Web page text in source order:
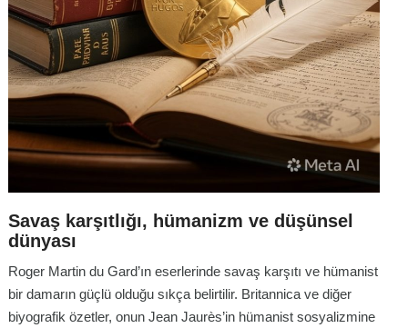
Savaş karşıtlığı, hümanizm ve düşünsel
dünyası
Roger Martin du Gard’ın eserlerinde savaş karşıtı ve hümanist
bir damarın güçlü olduğu sıkça belirtilir. Britannica ve diğer
biyografik özetler, onun Jean Jaurès’in hümanist sosyalizmine